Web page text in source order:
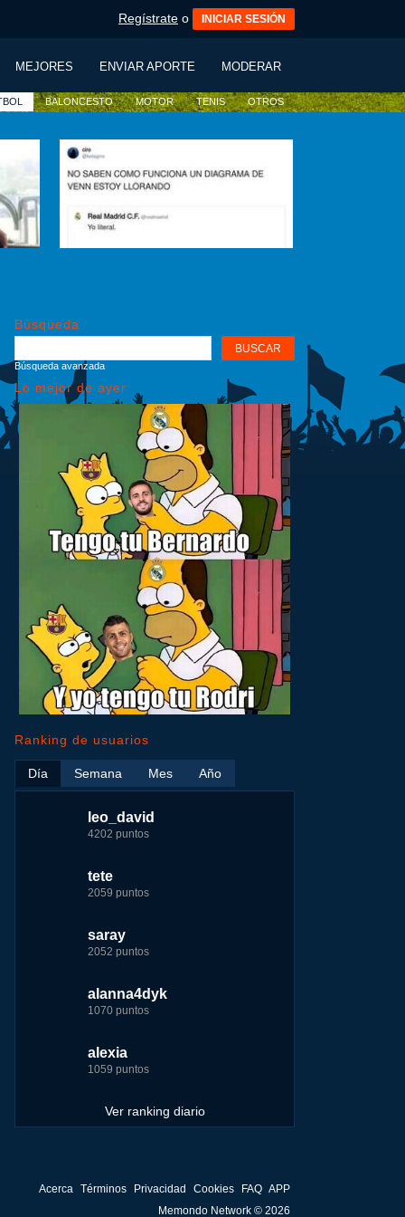
Regístrate o INICIAR SESIÓN
MEJORES ENVIAR APORTE MODERAR
BALONCESTO MOTOR TENIS OTROS
Búsqueda
Búsqueda avanzada
Lo mejor de ayer
Ranking de usuarios
Día
leo_david
4202 puntos
tete
2059 puntos
saray
2052 puntos
alanna4dyk
1070 puntos
alexia
1059 puntos
Ver ranking diario
Semana
leo_david
21926 puntos
fer
7229 puntos
tete
6233 puntos
123dale
5192 puntos
saray
5183 puntos
Mes
leo_david
33385 puntos
jeremy_malpieu
15444 puntos
tete
8301 puntos
123dale
8290 puntos
fer
8283 puntos
Año
nomedigas
339916 puntos
jeremy_malpieu
263186 puntos
Baba
252929 puntos
john
244881 puntos
fer
236750 puntos
Acerca Términos Privacidad Cookies FAQ APP
Memondo Network © 2026